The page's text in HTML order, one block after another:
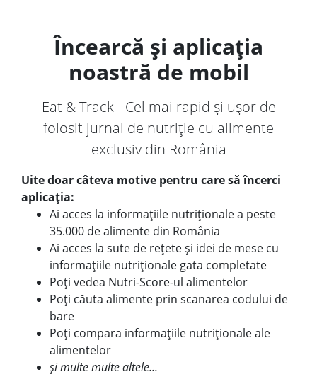
Încearcă și aplicația
noastră de mobil
Eat & Track - Cel mai rapid și ușor de
folosit jurnal de nutriție cu alimente
exclusiv din România
Uite doar câteva motive pentru care să încerci
aplicația:
Ai acces la informațiile nutriționale a peste
35.000 de alimente din România
Ai acces la sute de rețete și idei de mese cu
informațiile nutriționale gata completate
Poți vedea Nutri-Score-ul alimentelor
Poți căuta alimente prin scanarea codului de
bare
Poți compara informațiile nutriționale ale
alimentelor
și multe multe altele...